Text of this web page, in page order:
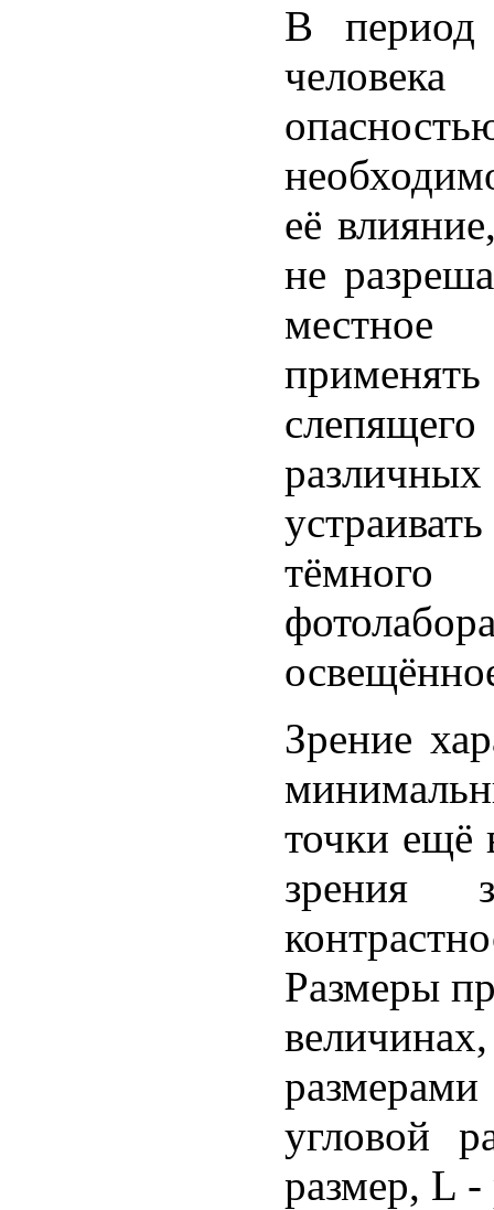
В период
её
не
Зрение
точки ещё
зрения
Размеры
угловой
размер, L -